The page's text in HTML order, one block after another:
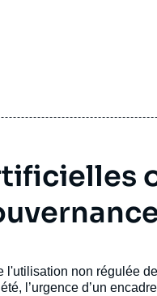
l'utilisation non régulée
l’urgence d’un